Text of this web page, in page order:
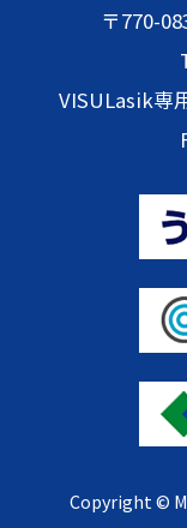
〒770-
VISULasik専
Copyright ©